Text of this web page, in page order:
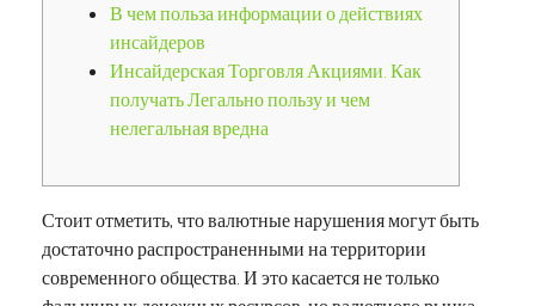
В чем польза информации о действиях
инсайдеров
Инсайдерская Торговля Акциями. Как
получать Легально пользу и чем
нелегальная вредна
Стоит отметить, что валютные нарушения могут быть
достаточно распространенными на территории
современного общества. И это касается не только